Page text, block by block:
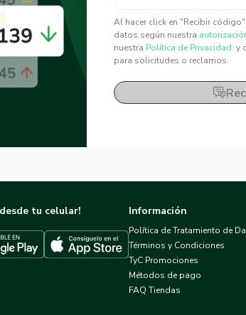
Al hacer click en "Recibir
datos según nuestra
nuestra Política de Privacidad. y
para solicitudes o reclamos.
tu celular!
en Google PlayDescargar TUL en App Store
Información
Política de Tratamiento de
Términos y Condiciones
TyC Promociones
Métodos de pago
FAQ Tiendas